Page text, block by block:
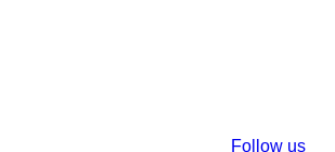
Follow us